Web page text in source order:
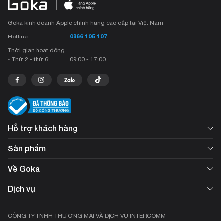
Apple còn chú trọng camera của iPad Pro M2 bằng việc trang bị bộ đôi
Xem thêm sản phẩm tại:
Goka kinh doanh Apple chính hãng cao cấp tại Việt Nam
Hotline:
0866 105 107
Thời gian hoạt động
• Thứ 2 - thứ 6:
09:00 - 17:00
Hỗ trợ khách hàng
Sản phẩm
Về Goka
Dịch vụ
CÔNG TY TNHH THƯƠNG MẠI VÀ DỊCH VỤ INTERCOMM